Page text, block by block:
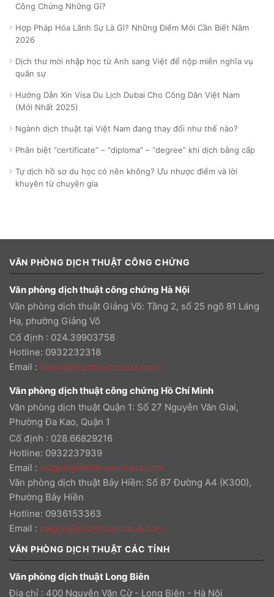
Công Chứng Những Gì?
Hợp Pháp Hóa Lãnh Sự Là Gì? Những Điểm Mới Cần Biết Năm
2026
Dịch thư mời nhập học từ Anh sang Việt để nộp miễn nghĩa vụ
quân sự
Hướng Dẫn Xin Visa Du Lịch Dubai Cho Công Dân Việt Nam
(Mới Nhất 2025)
Ngành dịch thuật tại Việt Nam đang thay đổi như thế nào?
Phân biệt “certificate” – “diploma” – “degree” khi dịch bằng cấp
Tự dịch hồ sơ du học có nên không? Ưu nhược điểm và lời
khuyên từ chuyên gia
VĂN PHÒNG DỊCH THUẬT CÔNG CHỨNG
Văn phòng dịch thuật công chứng Hà Nội
Văn phòng dịch thuật Giảng Võ: Tầng 2, số 25 ngõ 81 Láng
Hạ, phường Giảng Võ
Cố định : 024.39903758
Hotline: 0932232318
Email : hanoi@dichthuatchaua.com
Văn phòng dịch thuật công chứng Hồ Chí Minh
Văn phòng dịch thuật Quận 1: Số 27 Nguyễn Văn Giai,
Phường Đa Kao, Quận 1
Cố định : 028.66829216
Hotline: 0932237939
Email : saigon@dichthuatchaua.com
Văn phòng dịch thuật Bảy Hiền: Số 87 Đường A4 (K300),
Phường Bảy Hiền
Hotline: 0936153363
Email : saigon@dichthuatchaua.com
VĂN PHÒNG DỊCH THUẬT CÁC TỈNH
Văn phòng dịch thuật Long Biên
Địa chỉ : 400 Nguyễn Văn Cừ - Long Biên - Hà Nội